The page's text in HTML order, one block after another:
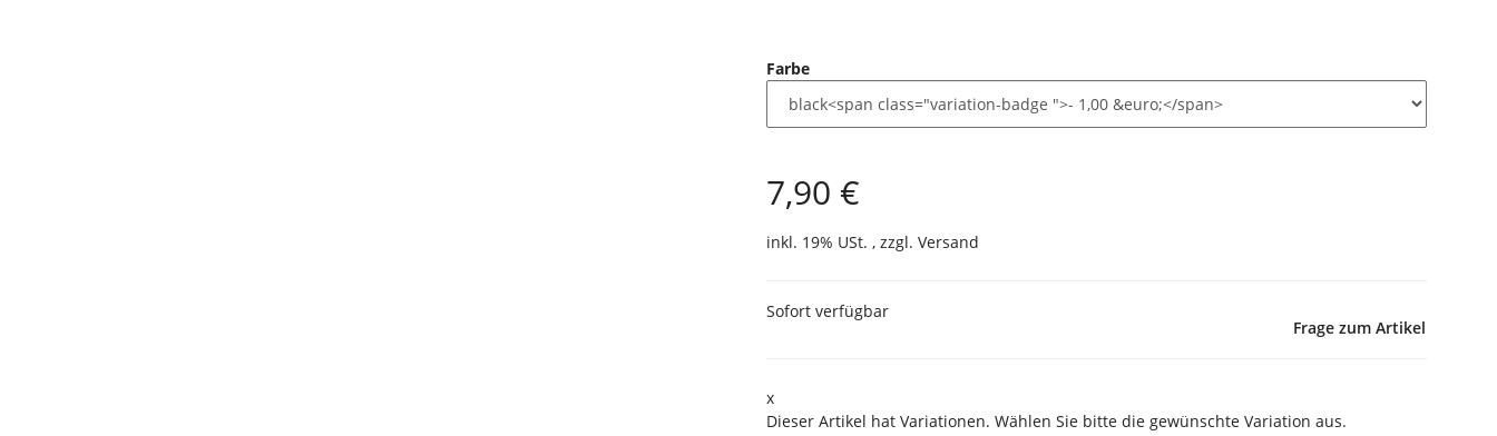
Farbe
7,90 €
inkl. 19% USt. , zzgl. Versand
Sofort verfügbar
Frage zum Artikel
x
Dieser Artikel hat Variationen. Wählen Sie bitte die gewünschte Variation aus.